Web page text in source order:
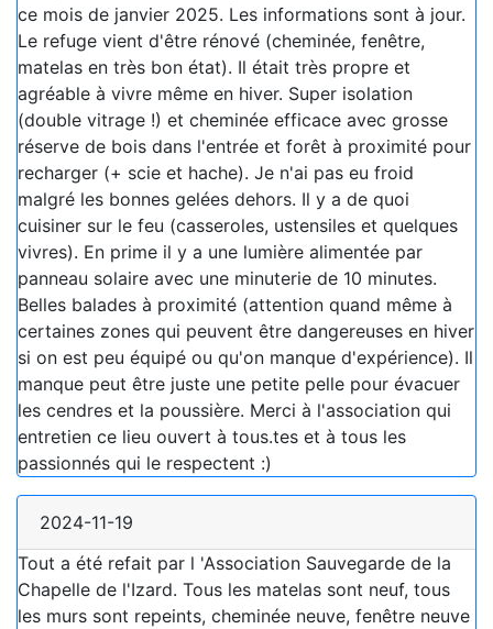
ce mois de janvier 2025. Les informations sont à jour.
Le refuge vient d'être rénové (cheminée, fenêtre,
matelas en très bon état). Il était très propre et
agréable à vivre même en hiver. Super isolation
(double vitrage !) et cheminée efficace avec grosse
réserve de bois dans l'entrée et forêt à proximité pour
recharger (+ scie et hache). Je n'ai pas eu froid
malgré les bonnes gelées dehors. Il y a de quoi
cuisiner sur le feu (casseroles, ustensiles et quelques
vivres). En prime il y a une lumière alimentée par
panneau solaire avec une minuterie de 10 minutes.
Belles balades à proximité (attention quand même à
certaines zones qui peuvent être dangereuses en hiver
si on est peu équipé ou qu'on manque d'expérience). Il
manque peut être juste une petite pelle pour évacuer
les cendres et la poussière. Merci à l'association qui
entretien ce lieu ouvert à tous.tes et à tous les
passionnés qui le respectent :)
2024-11-19
Tout a été refait par l 'Association Sauvegarde de la
Chapelle de l'Izard. Tous les matelas sont neuf, tous
les murs sont repeints, cheminée neuve, fenêtre neuve